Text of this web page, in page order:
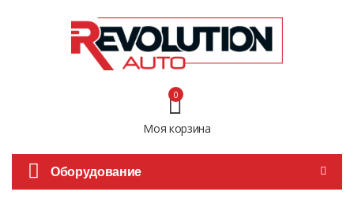
Моя корзина
0
Оборудование